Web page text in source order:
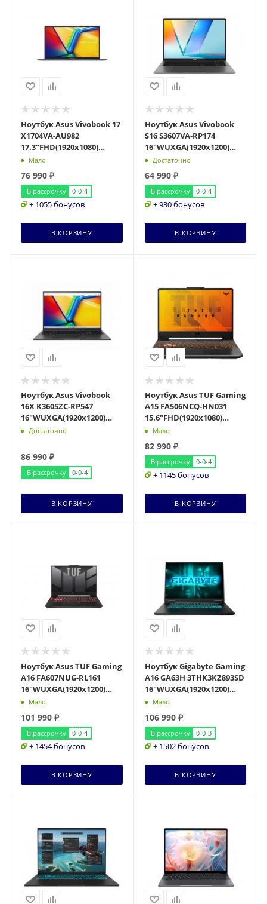
Ноутбук Asus Vivobook 17
X1704VA-AU982
17.3"FHD(1920x1080)
IPS/Core 5 120U
Мало
76 990 ₽
В рассрочку 0-0-4
+ 1055 бонусов
В КОРЗИНУ
Ноутбук Asus Vivobook
S16 S3607VA-RP174
16"WUXGA(1920x1200)
IPS/Core 5 210H
Достаточно
64 990₽
В рассрочку 0-0-4
+ 930 бонусов
В КОРЗИНУ
Ноутбук Asus Vivobook
16X K3605ZC-RP547
16"WUXGA(1920x1200)
IPS/Core i5-12500H
Достаточно
86 990 ₽
В рассрочку 0-0-4
В КОРЗИНУ
Ноутбук Asus TUF Gaming
A15 FA506NCQ-HN031
15.6"FHD(1920x1080)
IPS/Ryzen 7 170
8с/16Gb/512Gb SSD/RTX
Мало
82 990₽
В рассрочку 0-0-4
+ 1145 бонусов
В КОРЗИНУ
Ноутбук Asus TUF Gaming
A16 FA607NUG-RL161
16"WUXGA(1920x1200)
IPS/Ryzen 7 7445HS
Мало
101 990 ₽
В рассрочку 0-0-4
+ 1454 бонусов
В КОРЗИНУ
Ноутбук Gigabyte Gaming
A16 GA63H 3THK3KZ893SD
16"WUXGA(1920x1200)
IPS/Ryzen AI 7 260
Мало
106 990₽
В рассрочку 0-0-3
+ 1502 бонусов
В КОРЗИНУ